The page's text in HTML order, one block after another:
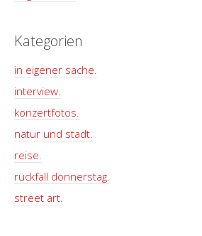
Kategorien
in eigener sache.
interview.
konzertfotos.
natur und stadt.
reise.
rückfall donnerstag.
street art.